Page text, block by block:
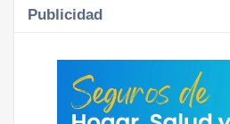
Publicidad